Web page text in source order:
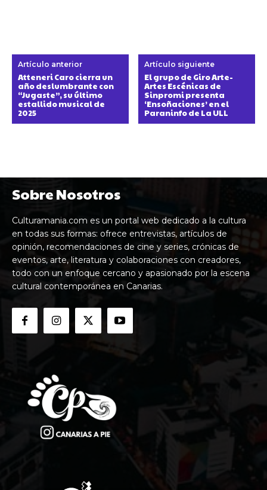
Artículo anterior
Atteneri Caro cierra un
año deslumbrante con
“Jugaste”, su último
estallido musical de
2025
Artículo siguiente
El grupo de Giro Arte-
Artes Escénicas de
Sinpromi presenta
‘Ensoñaciones’ en el
Paraninfo de La ULL
Sobre Nosotros
Culturamania.com es un portal web dedicado a la cultura
en todas sus formas: ofrece entrevistas, artículos de
opinión, recomendaciones de cine y series, crónicas de
eventos, arte, literatura y colaboraciones con creadores,
todo con un enfoque cercano y apasionado por la escena
cultural contemporánea en Canarias.